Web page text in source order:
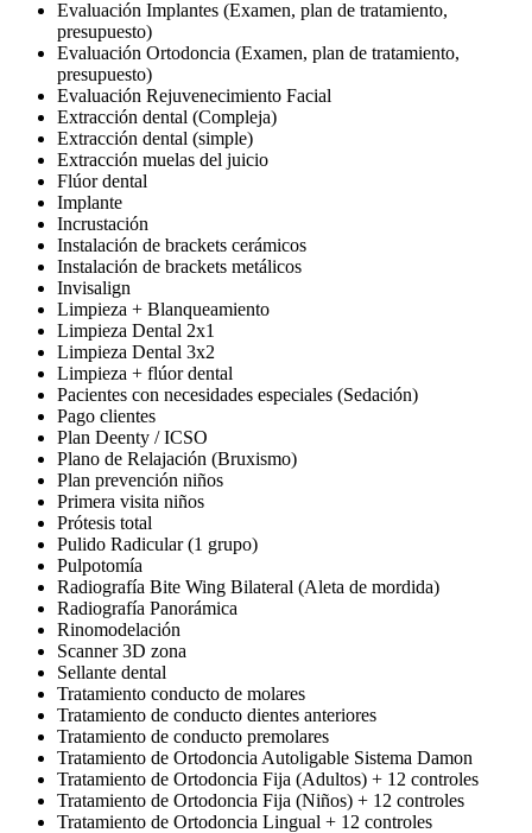
Evaluación Implantes (Examen, plan de tratamiento,
presupuesto)
Evaluación Ortodoncia (Examen, plan de tratamiento,
presupuesto)
Evaluación Rejuvenecimiento Facial
Extracción dental (Compleja)
Extracción dental (simple)
Extracción muelas del juicio
Flúor dental
Implante
Incrustación
Instalación de brackets cerámicos
Instalación de brackets metálicos
Invisalign
Limpieza + Blanqueamiento
Limpieza Dental 2x1
Limpieza Dental 3x2
Limpieza + flúor dental
Pacientes con necesidades especiales (Sedación)
Pago clientes
Plan Deenty / ICSO
Plano de Relajación (Bruxismo)
Plan prevención niños
Primera visita niños
Prótesis total
Pulido Radicular (1 grupo)
Pulpotomía
Radiografía Bite Wing Bilateral (Aleta de mordida)
Radiografía Panorámica
Rinomodelación
Scanner 3D zona
Sellante dental
Tratamiento conducto de molares
Tratamiento de conducto dientes anteriores
Tratamiento de conducto premolares
Tratamiento de Ortodoncia Autoligable Sistema Damon
Tratamiento de Ortodoncia Fija (Adultos) + 12 controles
Tratamiento de Ortodoncia Fija (Niños) + 12 controles
Tratamiento de Ortodoncia Lingual + 12 controles